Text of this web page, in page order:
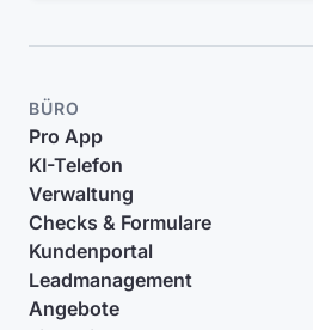
BÜRO
Pro App
KI-Telefon
Verwaltung
Checks & Formulare
Kundenportal
Leadmanagement
Angebote